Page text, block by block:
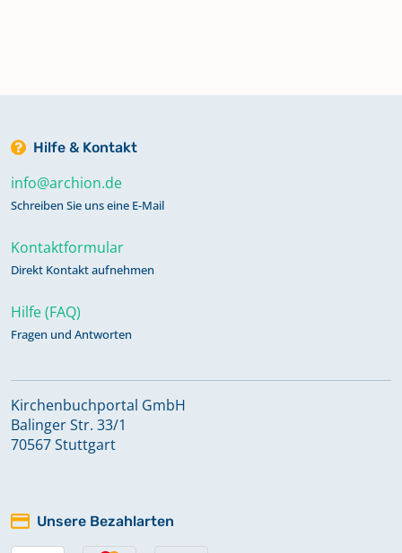
Hilfe & Kontakt
info@archion.de
Schreiben Sie uns eine E-Mail
Kontaktformular
Direkt Kontakt aufnehmen
Hilfe (FAQ)
Fragen und Antworten
Kirchenbuchportal GmbH
Balinger Str. 33/1
70567 Stuttgart
Unsere Bezahlarten